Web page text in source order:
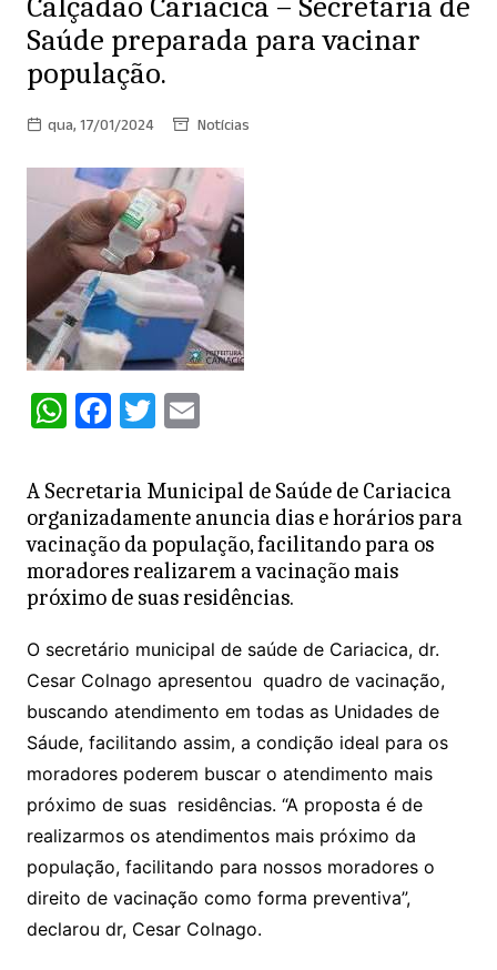
Saúde preparada para vacinar
população.
qua, 17/01/2024 Notícias
W
at
s
A
p
F
c
e
b
o
k
T
itt
er
E
ai
l
A Secretaria Municipal de Saúde de Cariacica
organizadamente anuncia dias e horários para
vacinação da população, facilitando para os
moradores realizarem a vacinação mais
próximo de suas residências.
O secretário municipal de saúde de Cariacica, dr.
Cesar Colnago apresentou quadro de vacinação,
buscando atendimento em todas as Unidades de
Sáude, facilitando assim, a condição ideal para os
moradores poderem buscar o atendimento mais
próximo de suas residências. “A proposta é de
realizarmos os atendimentos mais próximo da
população, facilitando para nossos moradores o
direito de vacinação como forma preventiva”,
declarou dr, Cesar Colnago.